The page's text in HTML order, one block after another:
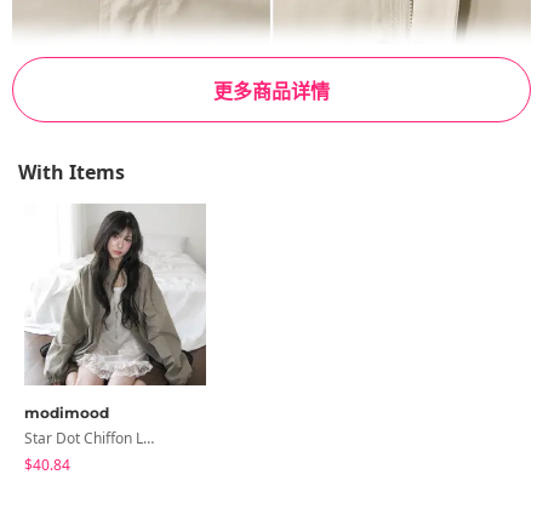
更多商品详情
With Items
modimood
Star Dot Chiffon Lace Sleeveless Dress - 4 Colors
$40.84